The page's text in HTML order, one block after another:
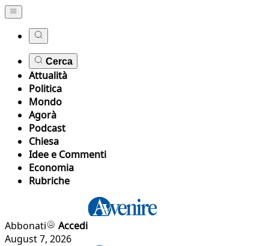
Cerca
Attualità
Politica
Mondo
Agorà
Podcast
Chiesa
Idee e Commenti
Economia
Rubriche
Abbonati
Accedi
August 7, 2026